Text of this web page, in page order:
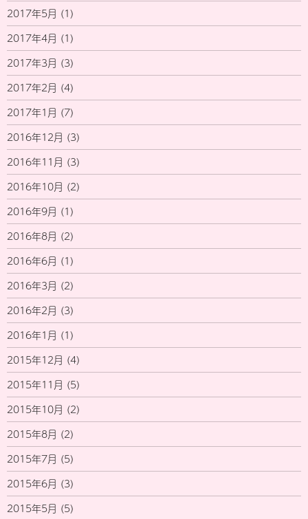
2017年5月 (1)
2017年4月 (1)
2017年3月 (3)
2017年2月 (4)
2017年1月 (7)
2016年12月 (3)
2016年11月 (3)
2016年10月 (2)
2016年9月 (1)
2016年8月 (2)
2016年6月 (1)
2016年3月 (2)
2016年2月 (3)
2016年1月 (1)
2015年12月 (4)
2015年11月 (5)
2015年10月 (2)
2015年8月 (2)
2015年7月 (5)
2015年6月 (3)
2015年5月 (5)